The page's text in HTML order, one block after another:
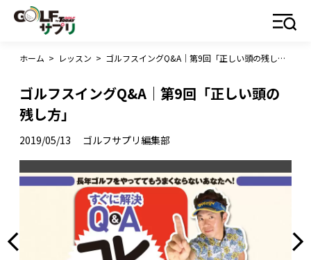
ホーム > レッスン > ゴルフスイングQ&A｜第9回「正しい頭の残し方」
ゴルフスイングQ&A｜第9回「正しい頭の
残し方」
2019/05/13 ゴルフサプリ編集部